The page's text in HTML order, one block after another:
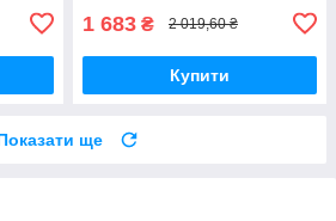
1 683 ₴ 2 019,60 ₴
Купити
ще